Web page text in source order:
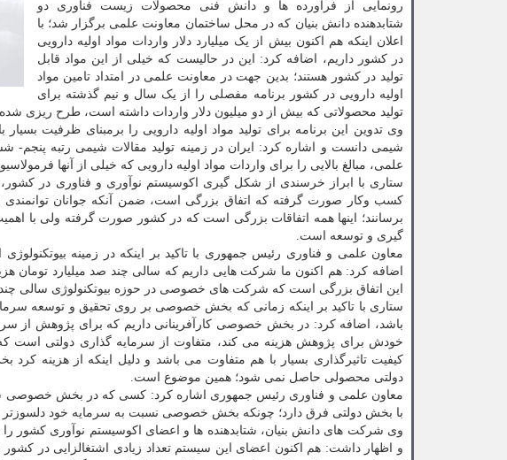
رونمایی از فرآورده ها و دانش فنی محصولات زیست فناوری دو
شتابدهنده دانش بنیان که در محل ساختمان معاونت علمی برگزار شد؛ با
اعلان اینکه هم اکنون بیش از یک میلیارد دلار واردات مواد اولیه دارویی
در کشور داریم، اضافه کرد: این در حالیست که خیلی از این مواد قابل
تولید در کشور هستند؛ بدین جهت در معاونت علمی در امتداد تامین مواد
اولیه دارویی در کشور برنامه مفصلی را از یک سال و نیم گذشته برای
تولید محصولاتی که بیش از دو میلیون دلار واردات داشته است، طرح ریزی
وی تدوین این برنامه برای تولید مواد اولیه دارویی را برمبنای ظرفیت
شیمی دانست و اشاره کرد: ایران در زمینه تولید مقالات شیمی رتبه پنجم-
علمی، مبالغ بالایی را برای واردات مواد اولیه دارویی که خیلی از آنها
ستاری با ابراز خرسندی از شکل گیری اکوسیستم نوآوری و فناوری در
کسب وکار صورت گرفته که اتفاق بزرگی است، ضمن آنکه جوانان توانمندی
برسانند؛ اینها همه اتفاقات بزرگی است که در کشور صورت گرفته ولی با
گیری و توسعه است.
معاون علمی و فناوری رئیس جمهوری با تاکید بر اینکه در زمینه
این اتفاق بزرگی است که شرکت های خصوصی در حوزه بیوتکنولوژی سالی
ستاری با تاکید بر اینکه زمانی که بخش خصوصی بر روی تحقیق و توسعه
باشد، اضافه کرد: در بخش خصوصی کارآفرینانی داریم که برای پژوهش از
خودش برای پژوهش هزینه می کند، متفاوت از سرمایه گذاری دولتی است
کیفیت تاثیرگذاری بسیار با هم متفاوت می باشد و دلیل اینکه از
دولتی محصولی حاصل نمی شود؛ همین موضوع است.
معاون علمی و فناوری رئیس جمهوری اشاره کرد: کسی که در بخش خصوصی
با بخش دولتی فرق دارد؛ چونکه بخش خصوصی نسبت به سرمایه خود
وی شرکت های دانش بنیان، شتابدهنده ها و اعضای اکوسیستم نوآوری
و اظهار داشت: هم اکنون اعضای این سیستم تعداد زیادی اشتغالزایی در کشور